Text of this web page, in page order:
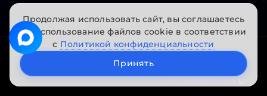
© 2026 "Инструменты на Горской". Все права
Сайт разработан
Продолжая использовать сайт, вы соглашаетесь
на использование файлов cookie в соответствии
с Политикой конфиденциальности
Принять